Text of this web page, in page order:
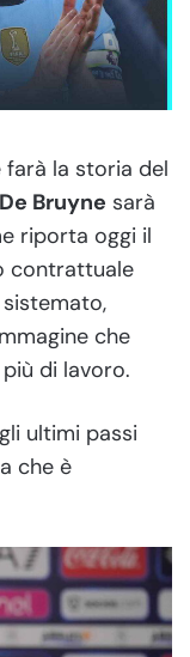
farà la storia del
Bruyne sarà
riporta oggi il
contrattuale
che
di lavoro.
ultimi passi
che è